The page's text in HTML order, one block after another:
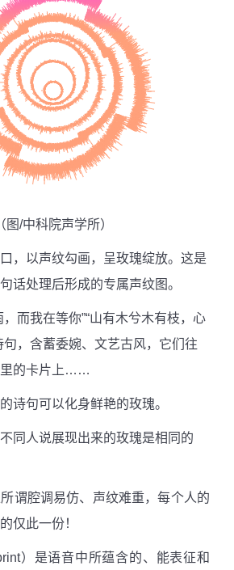
（图/中科院声学所）
以声纹勾画，呈玫瑰绽放。这是
话处理后形成的专属声纹图。
我在等你”“山有木兮木有枝，心
句，含蓄委婉、文艺古风，它们往
里的卡片上……
句可以化身鲜艳的玫瑰。
人说展现出来的玫瑰是相同的
腔调易仿、声纹难重，每个人的
仅此一份！
）是语音中所蕴含的、能表征和